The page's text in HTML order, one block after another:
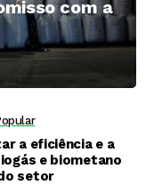
com a
a eficiência e a
e biometano
setor